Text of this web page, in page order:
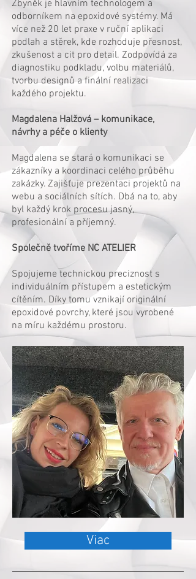
Zbyněk je hlavním technologem a
odborníkem na epoxidové systémy. Má
více než 20 let praxe v ruční aplikaci
podlah a stěrek, kde rozhoduje přesnost,
zkušenost a cit pro detail. Zodpovídá za
diagnostiku podkladu, volbu materiálů,
tvorbu designů a finální realizaci
každého projektu.
Magdalena Halžová – komunikace,
návrhy a péče o klienty
Magdalena se stará o komunikaci se
zákazníky a koordinaci celého průběhu
zakázky. Zajišťuje prezentaci projektů na
webu a sociálních sítích. Dbá na to, aby
byl každý krok procesu jasný,
profesionální a příjemný.
Společně tvoříme NC ATELIER
Spojujeme technickou preciznost s
individuálním přístupem a estetickým
cítěním. Díky tomu vznikají originální
epoxidové povrchy, které jsou vyrobené
na míru každému prostoru.
Viac